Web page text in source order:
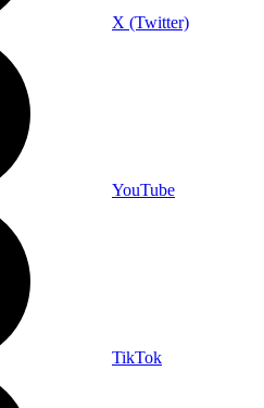
X (Twitter)
YouTube
TikTok